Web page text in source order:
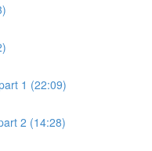
1 (22:09)
2 (14:28)